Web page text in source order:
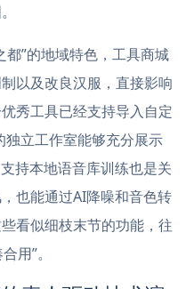
都”的地域特色，工具商城
以及改良汉服，直接影响
秀工具已经支持导入自定
独立工作室能够充分展示
持本地语音库训练也是关
也能通过AI降噪和音色转
看似细枝末节的功能，往
用”。